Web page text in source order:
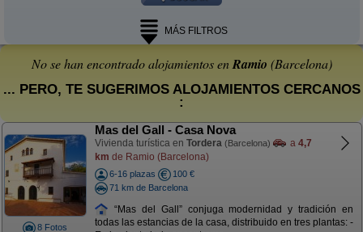
MÁS FILTROS
No se han encontrado alojamientos enRamio (Barcelona)
... PERO, TE SUGERIMOS ALOJAMIENTOS CERCANOS
:
8 Fotos
Mas del Gall - Casa Nova
Vivienda turística en Tordera (Barcelona) a 4,7
km de Ramio (Barcelona)
6-16 plazas
100 €
71 km de Barcelona
“Mas del Gall” conjuga modernidad y tradición en
todas las estancias de la casa, distribuido en tres plantas: -